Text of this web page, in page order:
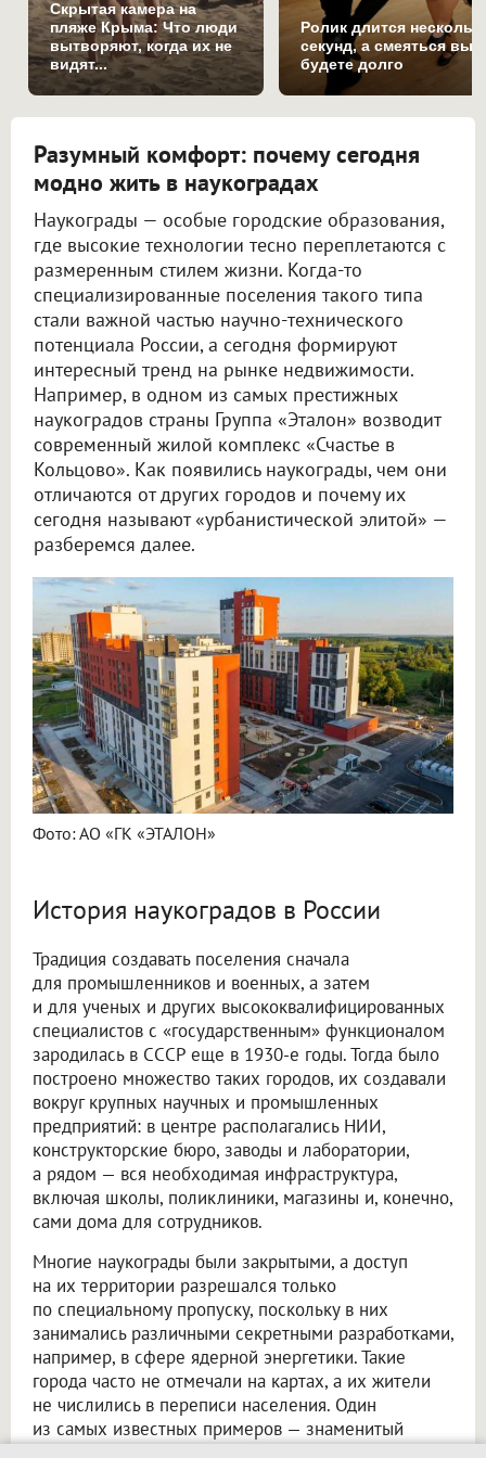
Скрытая камера на
пляже Крыма: Что люди
вытворяют, когда их не
видят...
Ролик длится
секунд, а смеяться вы
будете долго
Разумный комфорт: почему сегодня
модно жить в наукоградах
Наукограды — особые городские образования,
где высокие технологии тесно переплетаются с
размеренным стилем жизни. Когда-то
специализированные поселения такого типа
стали важной частью научно-технического
потенциала России, а сегодня формируют
интересный тренд на рынке недвижимости.
Например, в одном из самых престижных
наукоградов страны Группа «Эталон» возводит
современный жилой комплекс «Счастье в
Кольцово». Как появились наукограды, чем они
отличаются от других городов и почему их
сегодня называют «урбанистической элитой» —
разберемся далее.
Фото: АО «ГК «ЭТАЛОН»
История наукоградов в России
Традиция создавать поселения сначала
для промышленников и военных, а затем
и для ученых и других высококвалифицированных
специалистов с «государственным» функционалом
зародилась в СССР еще в 1930-е годы. Тогда было
построено множество таких городов, их создавали
вокруг крупных научных и промышленных
предприятий: в центре располагались НИИ,
конструкторские бюро, заводы и лаборатории,
а рядом — вся необходимая инфраструктура,
включая школы, поликлиники, магазины и, конечно,
сами дома для сотрудников.
Многие наукограды были закрытыми, а доступ
на их территории разрешался только
по специальному пропуску, поскольку в них
занимались различными секретными разработками,
например, в сфере ядерной энергетики. Такие
города часто не отмечали на картах, а их жители
не числились в переписи населения. Один
из самых известных примеров — знаменитый
закрытый город Саров, который в советское время